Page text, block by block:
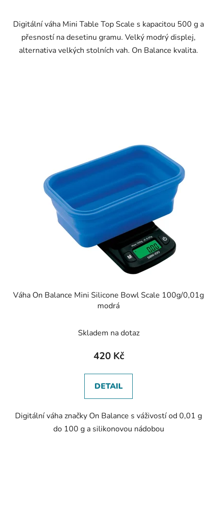
Digitální váha Mini Table Top Scale s kapacitou 500 g a
přesností na desetinu gramu. Velký modrý displej,
alternativa velkých stolních vah. On Balance kvalita.
Váha On Balance Mini Silicone Bowl Scale 100g/0,01g
modrá
Skladem na dotaz
420 Kč
DETAIL
Digitální váha značky On Balance s váživostí od 0,01 g
do 100 g a silikonovou nádobou